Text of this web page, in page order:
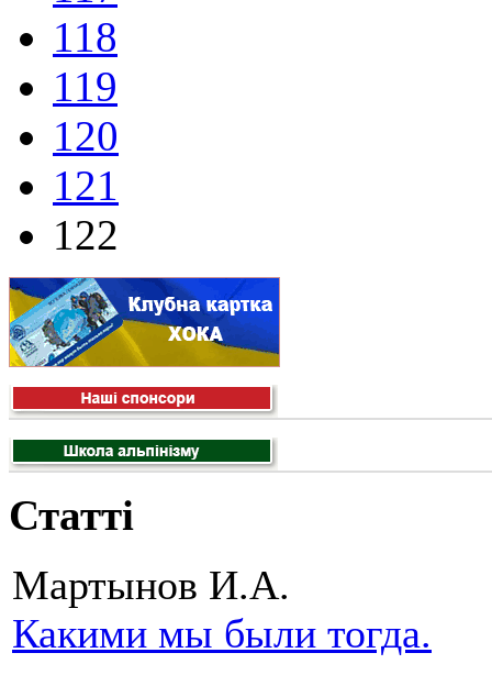
118
119
120
121
122
Статті
Мартынов И.А.
Какими мы были тогда.